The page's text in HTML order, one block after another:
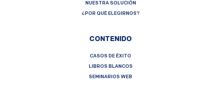
NUESTRA SOLUCIÓN
¿POR QUÉ ELEGIRNOS?
CONTENIDO
CASOS DE ÉXITO
LIBROS BLANCOS
SEMINARIOS WEB